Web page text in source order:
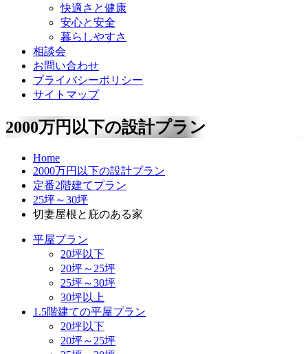
快適さと健康
安心と安全
暮らしやすさ
相談会
お問い合わせ
プライバシーポリシー
サイトマップ
2000万円以下の設計プラン
Home
2000万円以下の設計プラン
定番2階建てプラン
25坪～30坪
切妻屋根と庇のある家
平屋プラン
20坪以下
20坪～25坪
25坪～30坪
30坪以上
1.5階建ての平屋プラン
20坪以下
20坪～25坪